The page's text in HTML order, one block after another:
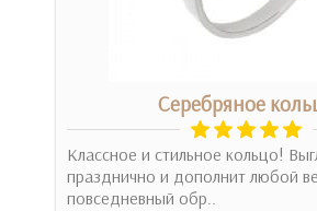
Серебряное
Классное и стильное кольцо!
празднично и дополнит любой
повседневный обр..